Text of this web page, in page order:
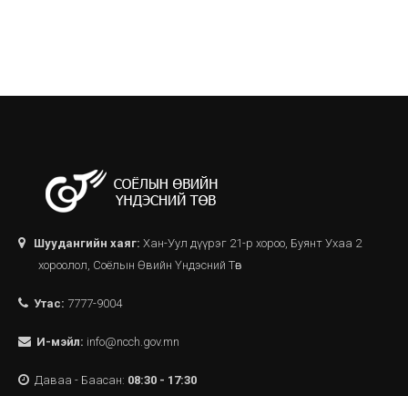
Шуудангийн хаяг: Хан-Уул дүүрэг 21-р хороо, Буянт Ухаа 2
хороолол, Соёлын Өвийн Үндэсний Төв
Утас: 7777-9004
И-мэйл: info@ncch.gov.mn
Даваа - Баасан: 08:30 - 17:30